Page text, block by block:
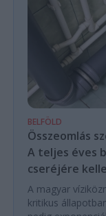
BELFÖLD
Összeomlás
A teljes éves
cseréjére
A magyar
kritikus